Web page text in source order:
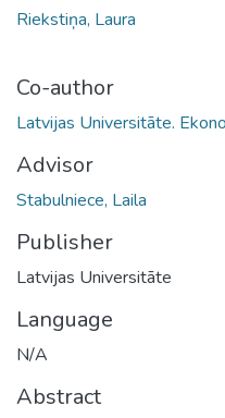
Riekstiņa, Laura
Co-author
Latvijas Universitāte.
Advisor
Stabulniece, Laila
Publisher
Latvijas Universitāte
Language
N/A
Abstract